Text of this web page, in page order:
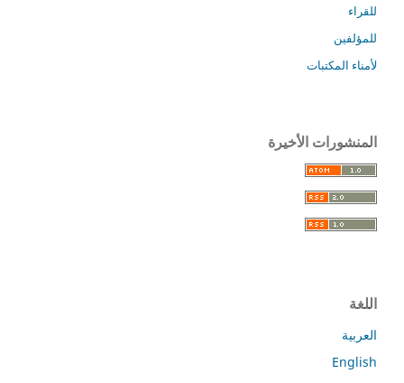
للقراء
للمؤلفين
لأمناء المكتبات
المنشورات الأخيرة
اللغة
العربية
English